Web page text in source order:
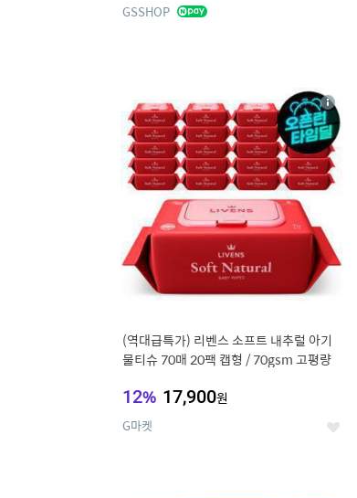
GSSHOP
(역대급특가) 리벤스 소프트 내추럴 아기
물티슈 70매 20팩 캡형 / 70gsm 고평량
12% 17,900원
G마켓 좋
상
세